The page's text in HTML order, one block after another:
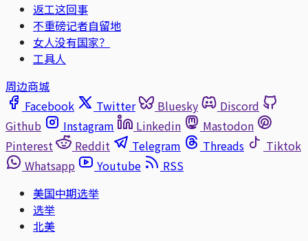
返工这回事
不重磅记者自留地
女人没有国家？
工具人
周边商城
Facebook
Twitter Bluesky
Discord
Github
Instagram Linkedin
Mastodon
Pinterest
Reddit Telegram Threads
Tiktok
Whatsapp
Youtube
RSS
美国中期选举
选举
北美